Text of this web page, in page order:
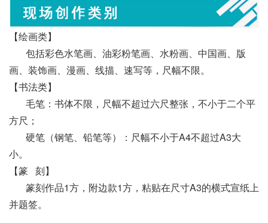
【绘画类】
包括彩色水笔画、油彩粉笔画、水粉画、中国画、版
画、装饰画、漫画、线描、速写等，尺幅不限。
【书法类】
毛笔：书体不限，尺幅不超过六尺整张，不小于二个平
方尺；
硬笔（钢笔、铅笔等）：尺幅不小于A4不超过A3大
小。
【篆 刻】
篆刻作品1方，附边款1方，粘贴在尺寸A3的横式宣纸上
并题签。